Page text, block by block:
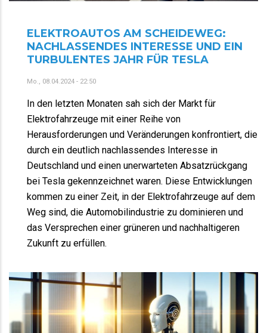
ELEKTROAUTOS AM SCHEIDEWEG:
NACHLASSENDES INTERESSE UND EIN
TURBULENTES JAHR FÜR TESLA
Mo., 08.04.2024 - 22:50
In den letzten Monaten sah sich der Markt für
Elektrofahrzeuge mit einer Reihe von
Herausforderungen und Veränderungen konfrontiert, die
durch ein deutlich nachlassendes Interesse in
Deutschland und einen unerwarteten Absatzrückgang
bei Tesla gekennzeichnet waren. Diese Entwicklungen
kommen zu einer Zeit, in der Elektrofahrzeuge auf dem
Weg sind, die Automobilindustrie zu dominieren und
das Versprechen einer grüneren und nachhaltigeren
Zukunft zu erfüllen.